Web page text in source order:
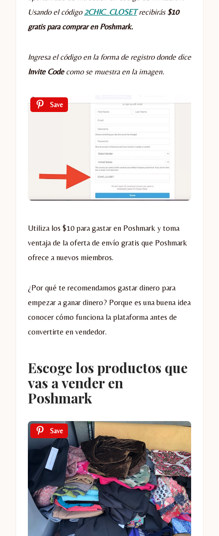
Usando el código 2CHIC_CLOSETrecibirás $10
gratis para comprar en Poshmark.
Ingresa el código en la forma de registro donde dice
Invite Code como se muestra en la imagen.
Save
Utiliza los $10 para gastar en Poshmark y toma
ventaja de la oferta de envío gratis que Poshmark
ofrece a nuevos miembros.
¿Por qué te recomendamos gastar dinero para
empezar a ganar dinero? Porque es una buena idea
conocer cómo funciona la plataforma antes de
convertirte en vendedor.
Escoge los productos que
vas a vender en
Poshmark
Save